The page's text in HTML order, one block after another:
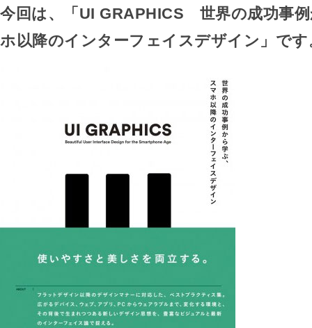
今回は、「UI GRAPHICS 世界の成功事
ホ以降のインターフェイスデザイン」です